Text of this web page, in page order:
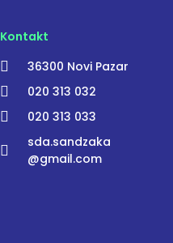
Kontakt
36300 Novi Pazar
020 313 032
020 313 033
sda.sandzaka
@gmail.com